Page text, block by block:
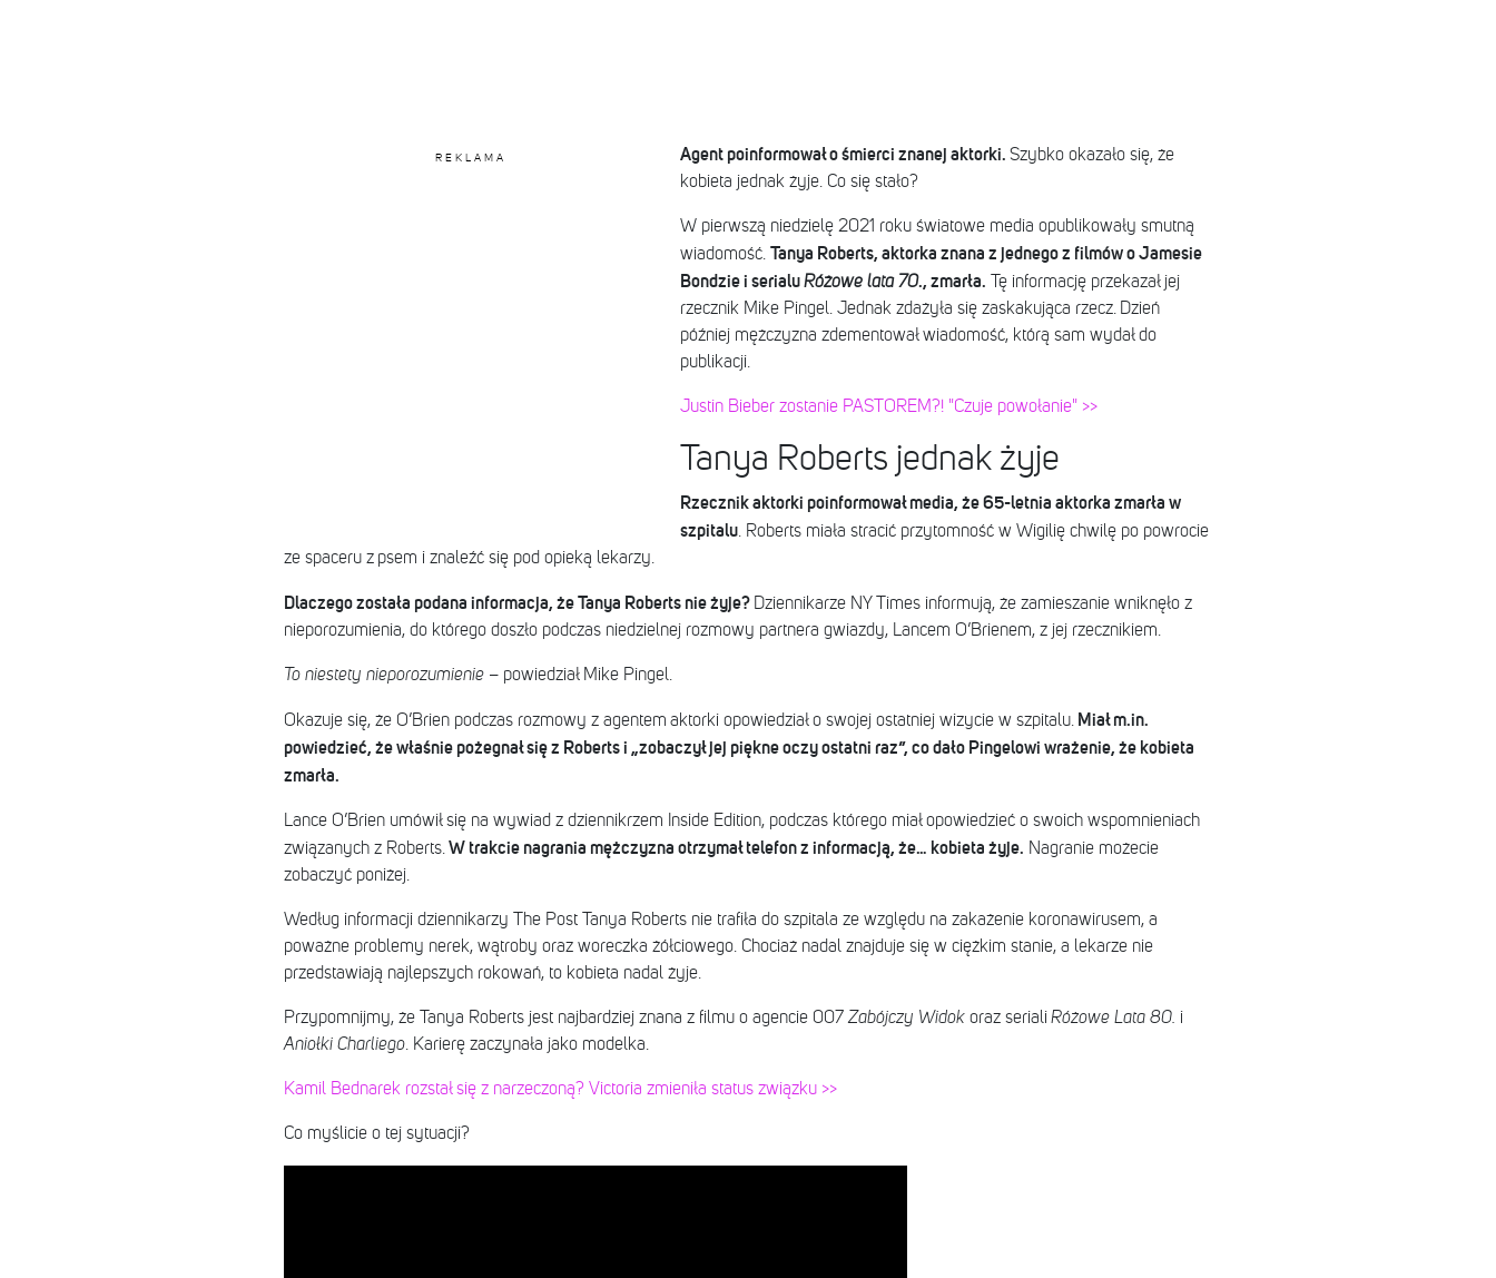
REKLAMA Agent poinformował o śmierci znanej aktorki. Szybko okazało się, że
kobieta jednak żyje. Co się stało?
W pierwszą niedzielę 2021 roku światowe media opublikowały smutną
wiadomość. Tanya Roberts, aktorka znana z jednego z filmów o Jamesie
Bondzie i serialuRóżowe lata 70., zmarła. Tę informację przekazał jej
rzecznik Mike Pingel. Jednak zdażyła się zaskakująca rzecz. Dzień
później mężczyzna zdementował wiadomość, którą sam wydał do
publikacji.
Justin Bieber zostanie PASTOREM?! "Czuje powołanie" >>
Tanya Roberts jednak żyje
Rzecznik aktorki poinformował media, że 65-letnia aktorka zmarła w
szpitalu. Roberts miała stracić przytomność w Wigilię chwilę po powrocie
ze spaceru z psem i znaleźć się pod opieką lekarzy.
Dlaczego została podana informacja, że Tanya Roberts nie żyje? Dziennikarze NY Times informują, że zamieszanie wniknęło z
nieporozumienia, do którego doszło podczas niedzielnej rozmowy partnera gwiazdy, Lancem O’Brienem, z jej rzecznikiem.
To niestety nieporozumienie – powiedział Mike Pingel.
Okazuje się, że O’Brien podczas rozmowy z agentem aktorki opowiedział o swojej ostatniej wizycie w szpitalu. Miał m.in.
powiedzieć, że właśnie pożegnał się z Roberts i „zobaczył jej piękne oczy ostatni raz”, co dało Pingelowi wrażenie, że kobieta
zmarła.
Lance O’Brien umówił się na wywiad z dziennikrzem Inside Edition, podczas którego miał opowiedzieć o swoich wspomnieniach
związanych z Roberts. W trakcie nagrania mężczyzna otrzymał telefon z informacją, że… kobieta żyje. Nagranie możecie
zobaczyć poniżej.
Według informacji dziennikarzy The Post Tanya Roberts nie trafiła do szpitala ze względu na zakażenie koronawirusem, a
poważne problemy nerek, wątroby oraz woreczka żółciowego. Chociaż nadal znajduje się w ciężkim stanie, a lekarze nie
przedstawiają najlepszych rokowań, to kobieta nadal żyje.
Przypomnijmy, że Tanya Roberts jest najbardziej znana z filmu o agencie 007Zabójczy Widokoraz seriali Różowe Lata 80. i
Aniołki Charliego. Karierę zaczynała jako modelka.
Kamil Bednarek rozstał się z narzeczoną? Victoria zmieniła status związku >>
Co myślicie o tej sytuacji?